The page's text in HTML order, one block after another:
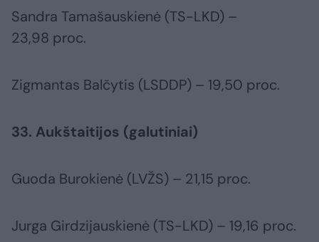
Sandra Tamašauskienė (TS-LKD) –
23,98 proc.
Zigmantas Balčytis (LSDDP) – 19,50 proc.
33. Aukštaitijos (galutiniai)
Guoda Burokienė (LVŽS) – 21,15 proc.
Jurga Girdzijauskienė (TS-LKD) – 19,16 proc.